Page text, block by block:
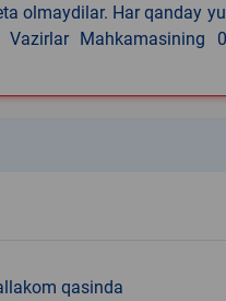
olmaydilar. Har qanday
qasinda